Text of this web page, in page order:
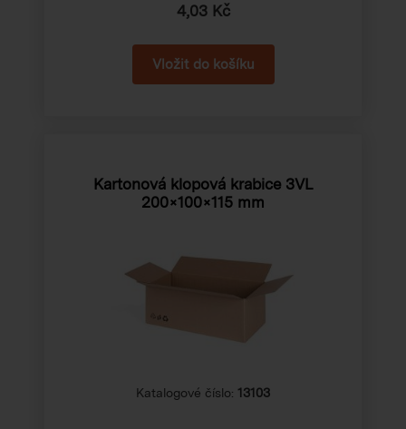
4,03 Kč
Kartonová klopová krabice 3VL
200×100×115 mm
Katalogové číslo: 13103